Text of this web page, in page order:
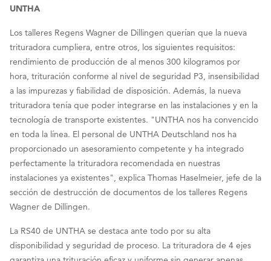
UNTHA
Los talleres Regens Wagner de Dillingen querían que la nueva
trituradora cumpliera, entre otros, los siguientes requisitos:
rendimiento de producción de al menos 300 kilogramos por
hora, trituración conforme al nivel de seguridad P3, insensibilidad
a las impurezas y fiabilidad de disposición. Además, la nueva
trituradora tenía que poder integrarse en las instalaciones y en la
tecnología de transporte existentes. "UNTHA nos ha convencido
en toda la línea. El personal de UNTHA Deutschland nos ha
proporcionado un asesoramiento competente y ha integrado
perfectamente la trituradora recomendada en nuestras
instalaciones ya existentes", explica Thomas Haselmeier, jefe de la
sección de destrucción de documentos de los talleres Regens
Wagner de Dillingen.
La RS40 de UNTHA se destaca ante todo por su alta
disponibilidad y seguridad de proceso. La trituradora de 4 ejes